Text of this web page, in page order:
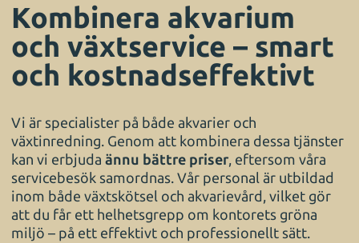
Kombinera akvarium
och växtservice – smart
och kostnadseffektivt
Vi är specialister på både akvarier och
växtinredning. Genom att kombinera dessa tjänster
kan vi erbjuda ännu bättre priser, eftersom våra
servicebesök samordnas. Vår personal är utbildad
inom både växtskötsel och akvarievård, vilket gör
att du får ett helhetsgrepp om kontorets gröna
miljö – på ett effektivt och professionellt sätt.